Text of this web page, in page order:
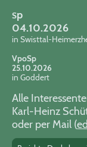
Sp
04.10.2026
in Swisttal-
VpoSp
25.10.2026
in Goddert
Alle
Karl-Heinz
oder per Mail (